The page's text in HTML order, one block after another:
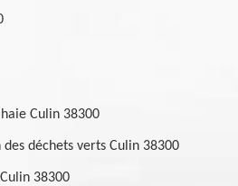
Culin 38300
déchets verts Culin 38300
38300